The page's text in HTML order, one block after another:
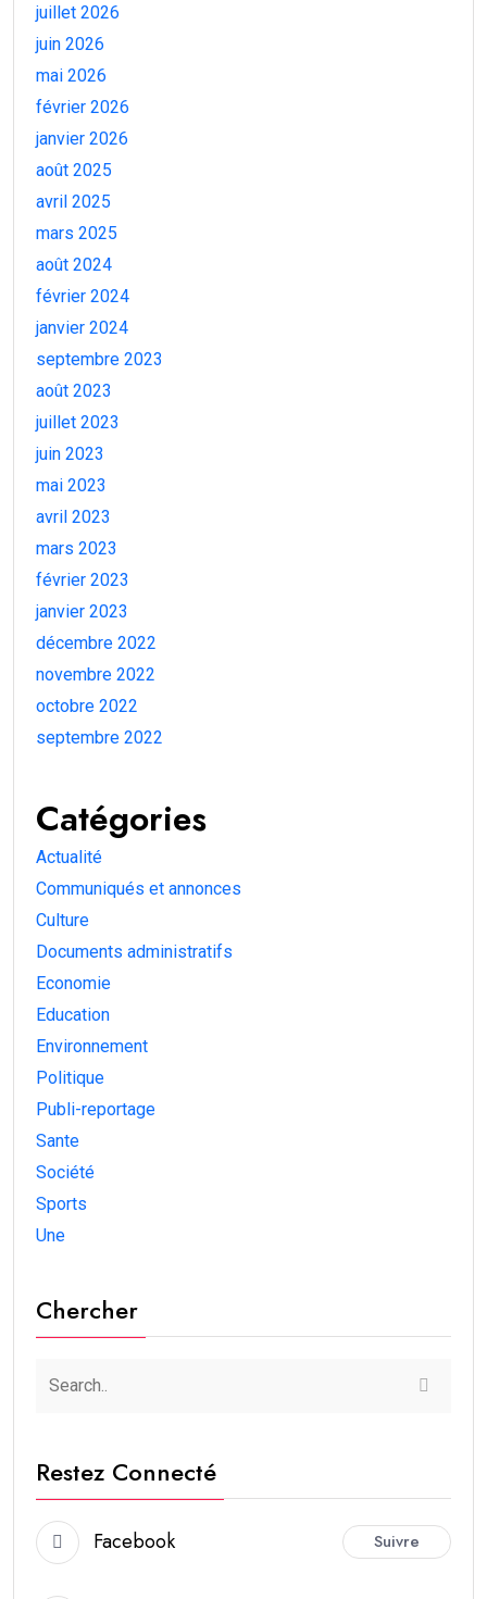
juillet 2026
juin 2026
mai 2026
février 2026
janvier 2026
août 2025
avril 2025
mars 2025
août 2024
février 2024
janvier 2024
septembre 2023
août 2023
juillet 2023
juin 2023
mai 2023
avril 2023
mars 2023
février 2023
janvier 2023
décembre 2022
novembre 2022
octobre 2022
septembre 2022
Catégories
Actualité
Communiqués et annonces
Culture
Documents administratifs
Economie
Education
Environnement
Politique
Publi-reportage
Sante
Société
Sports
Une
Chercher
Restez Connecté
Facebook Suivre